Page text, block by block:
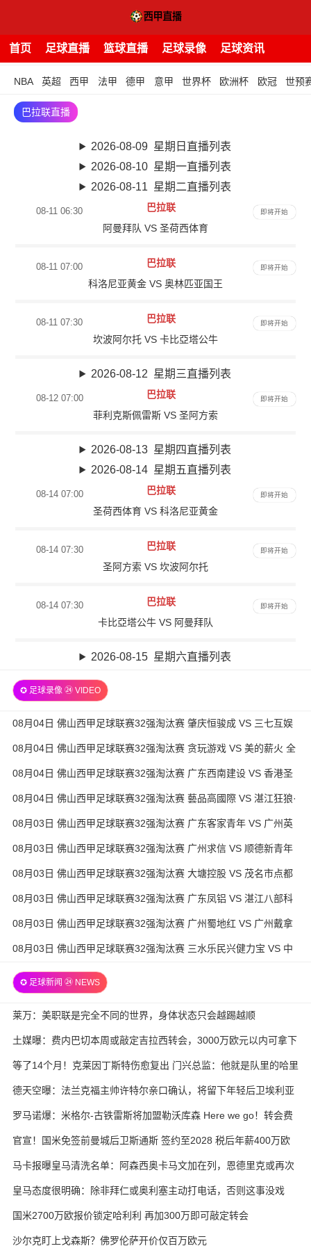
首页 足球直播 篮球直播 足球录像 足球资讯
NBA 英超 西甲 法甲 德甲 意甲 世界杯 欧洲杯 欧冠 世预
巴拉联直播
2026-08-09 星期日直播列表
2026-08-10 星期一直播列表
2026-08-11 星期二直播列表
08-11 06:30
巴拉联
阿曼拜队 VS 圣荷西体育
即将开始
08-11 07:00
巴拉联
科洛尼亚黄金 VS 奥林匹亚国王
即将开始
08-11 07:30
巴拉联
坎波阿尔托 VS 卡比亞塔公牛
即将开始
2026-08-12 星期三直播列表
08-12 07:00
巴拉联
菲利克斯佩雷斯 VS 圣阿方索
即将开始
2026-08-13 星期四直播列表
2026-08-14 星期五直播列表
08-14 07:00
巴拉联
圣荷西体育 VS 科洛尼亚黄金
即将开始
08-14 07:30
巴拉联
圣阿方索 VS 坎波阿尔托
即将开始
08-14 07:30
巴拉联
卡比亞塔公牛 VS 阿曼拜队
即将开始
2026-08-15 星期六直播列表
✪ 足球录像 ㉔ VIDEO
08月04日 佛山西甲足球联赛32强淘汰赛 肇庆恒骏成 VS 三七互娱
全场录像
08月04日 佛山西甲足球联赛32强淘汰赛 贪玩游戏 VS 美的薪火 全
场录像
08月04日 佛山西甲足球联赛32强淘汰赛 广东西南建设 VS 香港圣
徒 全场录像
08月04日 佛山西甲足球联赛32强淘汰赛 藝品高國際 VS 湛江狂狼·
粵辉能源 全场录像
08月03日 佛山西甲足球联赛32强淘汰赛 广东客家青年 VS 广州英
华思力U17 全场录像
08月03日 佛山西甲足球联赛32强淘汰赛 广州求信 VS 顺德新青年
全场录像
08月03日 佛山西甲足球联赛32强淘汰赛 大塘控股 VS 茂名市点都
得 全场录像
08月03日 佛山西甲足球联赛32强淘汰赛 广东凤铝 VS 湛江八部科
技 全场录像
08月03日 佛山西甲足球联赛32强淘汰赛 广州蜀地红 VS 广州戴拿
模 全场录像
08月03日 佛山西甲足球联赛32强淘汰赛 三水乐民兴健力宝 VS 中
✪ 足球新闻 ㉔ NEWS
莱万：美职联是完全不同的世界，身体状态只会越踢越顺
土媒曝：费内巴切本周或敲定吉拉西转会，3000万欧元以内可拿下
等了14个月！克莱因丁斯特伤愈复出 门兴总监：他就是队里的哈里
·凯恩
德天空曝：法兰克福主帅许特尔亲口确认，将留下年轻后卫埃利亚
斯·鲍姆
罗马诺爆：米格尔-古铁雷斯将加盟勒沃库森 Here we go！转会费
3000万欧元
官宣！国米免签前曼城后卫斯通斯 签约至2028 税后年薪400万欧
马卡报曝皇马清洗名单：阿森西奥卡马文加在列，恩德里克或再次
外租
皇马态度很明确：除非拜仁或奥利塞主动打电话，否则这事没戏
国米2700万欧报价锁定哈利利 再加300万即可敲定转会
沙尔克盯上戈森斯？佛罗伦萨开价仅百万欧元